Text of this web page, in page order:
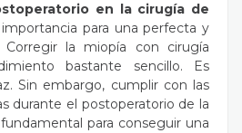
en la cirugía de
para una perfecta y
Corregir la miopía con cirugía
bastante sencillo. Es
Sin embargo, cumplir con las
durante el postoperatorio de la
para conseguir una